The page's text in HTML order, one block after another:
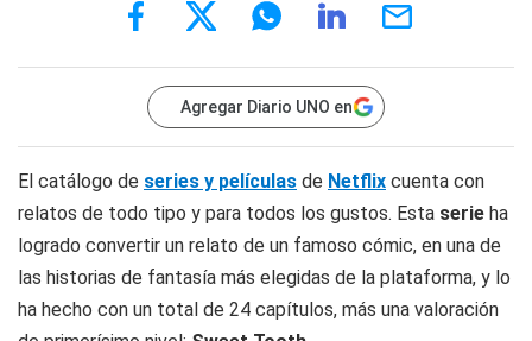
Agregar Diario UNO en
El catálogo de series y películas de Netflix cuenta con
relatos de todo tipo y para todos los gustos. Esta serie ha
logrado convertir un relato de un famoso cómic, en una de
las historias de fantasía más elegidas de la plataforma, y lo
ha hecho con un total de 24 capítulos, más una valoración